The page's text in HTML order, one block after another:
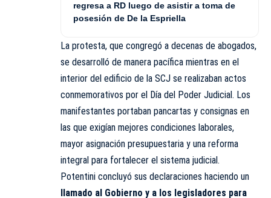
regresa a RD luego de asistir a toma de
posesión de De la Espriella
La protesta, que congregó a decenas de abogados,
se desarrolló de manera pacífica mientras en el
interior del edificio de la SCJ se realizaban actos
conmemorativos por el Día del Poder Judicial. Los
manifestantes portaban pancartas y consignas en
las que exigían mejores condiciones laborales,
mayor asignación presupuestaria y una reforma
integral para fortalecer el sistema judicial.
Potentini concluyó sus declaraciones haciendo un
llamado al Gobierno y a los legisladores para